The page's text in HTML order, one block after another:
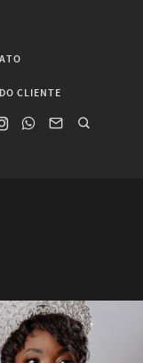
CLIENTE